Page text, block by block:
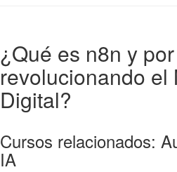
¿Qué es n8n y
revolucionando el
Digital?
Cursos relacionados:
IA